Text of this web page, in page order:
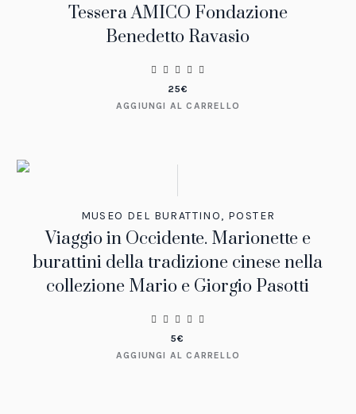
Tessera AMICO Fondazione
Benedetto Ravasio
25€
AGGIUNGI AL CARRELLO
MUSEO DEL BURATTINO, POSTER
Viaggio in Occidente. Marionette e
burattini della tradizione cinese nella
collezione Mario e Giorgio Pasotti
5€
AGGIUNGI AL CARRELLO